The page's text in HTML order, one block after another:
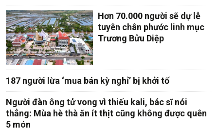
Hơn 70.000 người sẽ dự lễ
tuyên chân phước linh mục
Trương Bửu Diệp
187 người lừa ‘mua bán kỳ nghỉ’ bị khởi tố
Người đàn ông tử vong vì thiếu kali, bác sĩ nói
thẳng: Mùa hè thà ăn ít thịt cũng không được quên
5 món